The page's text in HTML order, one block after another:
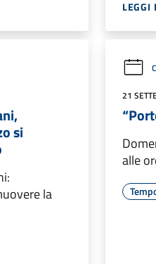
LEGGI
si
la
21
alle